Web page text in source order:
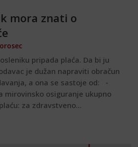
mora znati o
pripada plaća. Da bi ju
je dužan napraviti obračun
a ona se sastoje od: -
mirovinsko osiguranje ukupno
za zdravstveno...